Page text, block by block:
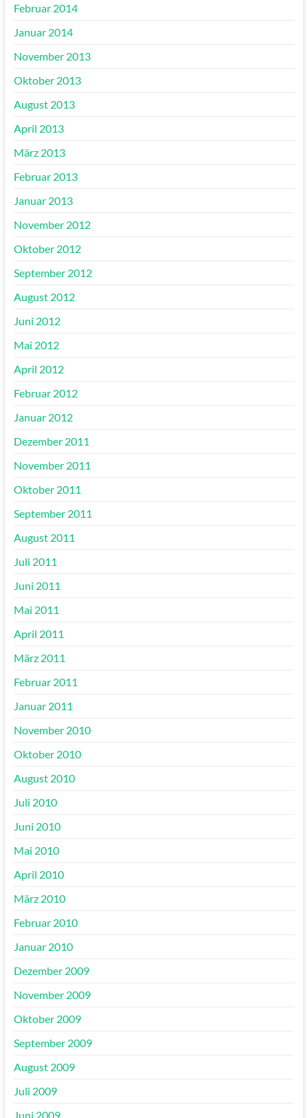
Februar 2014
Januar 2014
November 2013
Oktober 2013
August 2013
April 2013
März 2013
Februar 2013
Januar 2013
November 2012
Oktober 2012
September 2012
August 2012
Juni 2012
Mai 2012
April 2012
Februar 2012
Januar 2012
Dezember 2011
November 2011
Oktober 2011
September 2011
August 2011
Juli 2011
Juni 2011
Mai 2011
April 2011
März 2011
Februar 2011
Januar 2011
November 2010
Oktober 2010
August 2010
Juli 2010
Juni 2010
Mai 2010
April 2010
März 2010
Februar 2010
Januar 2010
Dezember 2009
November 2009
Oktober 2009
September 2009
August 2009
Juli 2009
Juni 2009